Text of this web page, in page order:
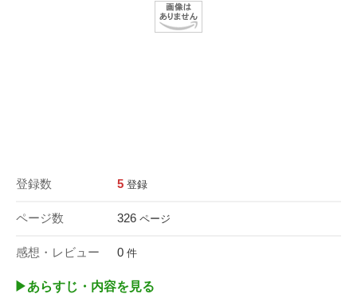
登録数 5 登録
ページ数 326 ページ
感想・レビュー 0 件
▶︎あらすじ・内容を見る